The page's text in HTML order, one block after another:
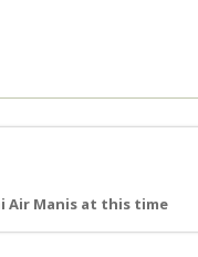
Air Manis at this time